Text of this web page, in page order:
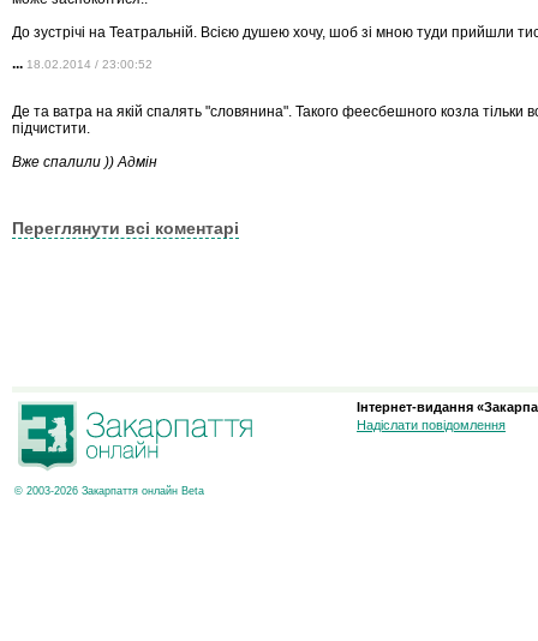
До зустрічі на Театральній. Всією душею хочу, шоб зі мною туди прийшли
... 18.02.2014 / 23:00:52
Де та ватра на якій спалять "словянина". Такого феесбешного козла тільки
підчистити.
Вже спалили )) Адмін
Переглянути всі коментарі
© 2003-2026 Закарпаття онлайн Beta
Інтернет-видання
Надіслати повідомлення